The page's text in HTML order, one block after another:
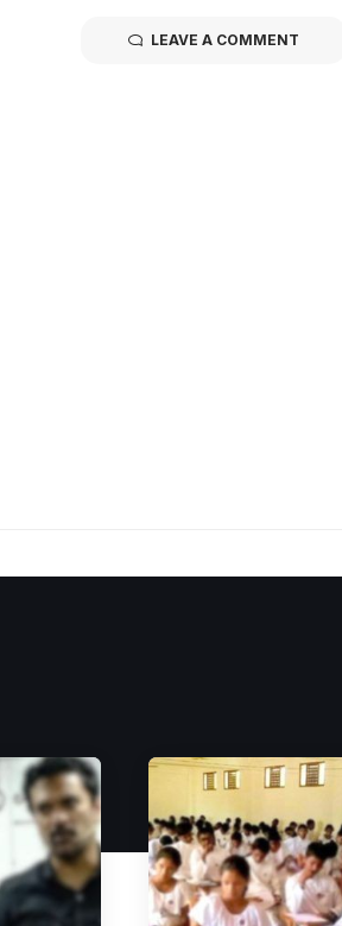
LEAVE A COMMENT